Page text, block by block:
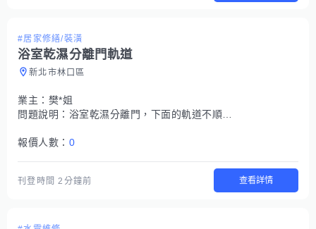
#居家修繕/裝潢
浴室乾濕分離門軌道
新北市林口區
業主： 樊*姐
問題說明： 浴室乾濕分離門，下面的軌道不順，防水膠條也需要更換
報價人數： 0
刊登時間2分鐘前 查看詳情